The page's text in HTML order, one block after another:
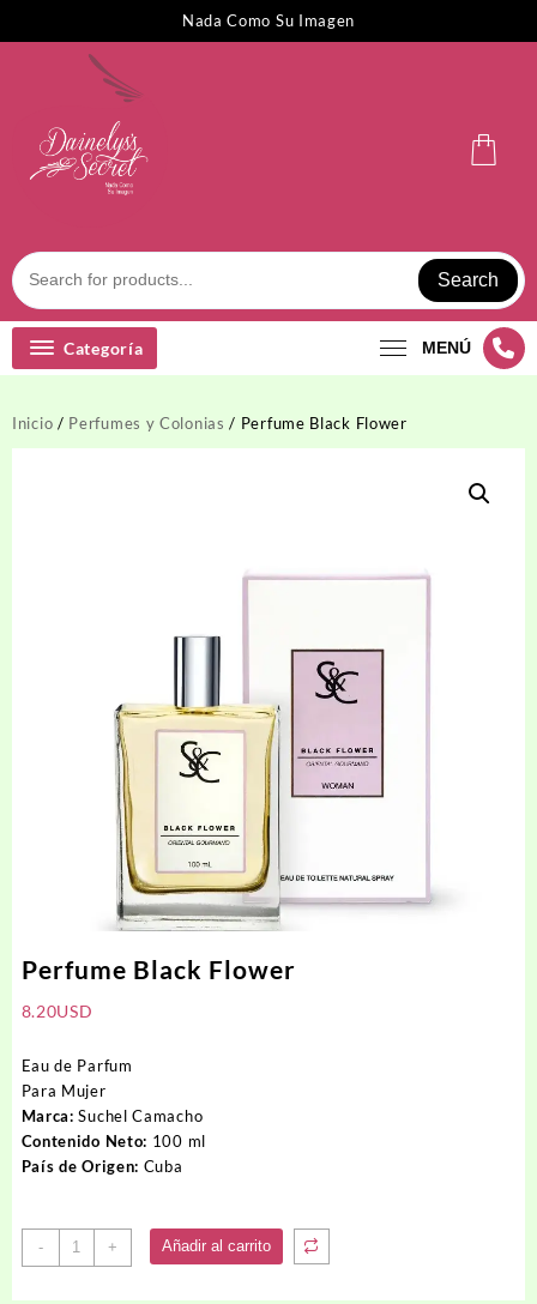
Nada Como Su Imagen
Search
Categoría MENÚ
Inicio / Perfumes y Colonias / Perfume Black Flower
Perfume Black Flower
8.20USD
Eau de Parfum
Para Mujer
Marca:Suchel Camacho
Contenido Neto: 100 ml
País de Origen: Cuba
-
Perfume
Black
+ Añadir al carrito